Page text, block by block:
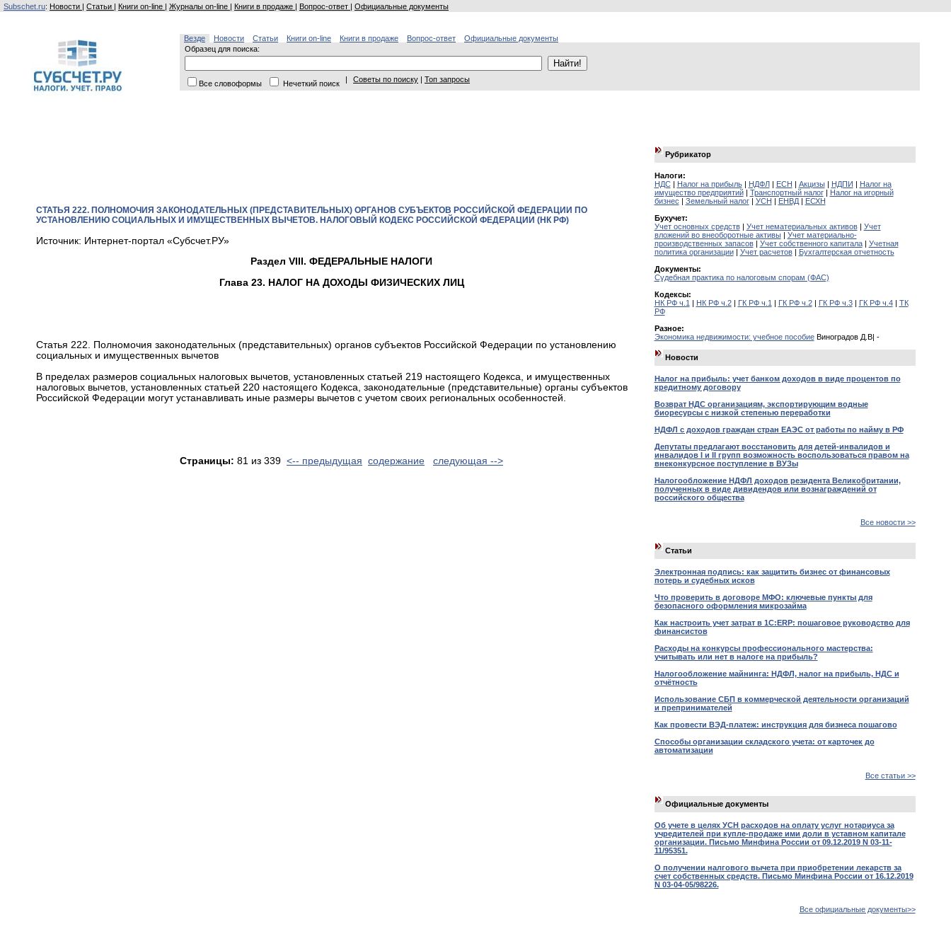
Subschet.ru: Новости | Статьи | Книги on-line | Журналы on-line | Книги в продаже | Вопрос-ответ | Официальные документы
Везде Новости Статьи Книги on-line Книги в продаже Вопрос-ответ
Официальные документы
Образец для поиска:
Все словоформы Нечеткий поиск | Советы по поиску | Топ запросы
СТАТЬЯ 222. ПОЛНОМОЧИЯ ЗАКОНОДАТЕЛЬНЫХ (ПРЕДСТАВИТЕЛЬНЫХ) ОРГАНОВ СУБЪЕКТОВ РОССИЙСКОЙ ФЕДЕРАЦИИ ПО
УСТАНОВЛЕНИЮ СОЦИАЛЬНЫХ И ИМУЩЕСТВЕННЫХ ВЫЧЕТОВ. НАЛОГОВЫЙ КОДЕКС РОССИЙСКОЙ ФЕДЕРАЦИИ (НК РФ)
Источник: Интернет-портал «Субсчет.РУ»
Раздел VIII. ФЕДЕРАЛЬНЫЕ НАЛОГИ
Глава 23. НАЛОГ НА ДОХОДЫ ФИЗИЧЕСКИХ ЛИЦ
Статья 222. Полномочия законодательных (представительных) органов субъектов Российской Федерации по установлению
социальных и имущественных вычетов
В пределах размеров социальных налоговых вычетов, установленных статьей 219 настоящего Кодекса, и имущественных
налоговых вычетов, установленных статьей 220 настоящего Кодекса, законодательные (представительные) органы субъектов
Российской Федерации могут устанавливать иные размеры вычетов с учетом своих региональных особенностей.
Страницы: 81 из 339 <-- предыдущая cодержание следующая -->
Рубрикатор
Налоги:
НДС| Налог на прибыль| НДФЛ| ЕСН | Акцизы| НДПИ | Налог на
имущество предприятий| Транспортный налог| Налог на игорный
бизнес | Земельный налог| УСН | ЕНВД| ЕСХН
Бухучет:
Учет основных средств| Учет нематериальных активов| Учет
вложений во внеоборотные активы| Учет материально-
производственных запасов| Учет собственного капитала| Учетная
политика организации| Учет расчетов| Бухгалтерская отчетность
Документы:
Судебная практика по налоговым спорам (ФАС)
Кодексы:
НК РФ ч.1 | НК РФ ч.2| ГК РФ ч.1 | ГК РФ ч.2| ГК РФ ч.3| ГК РФ ч.4| ТК
РФ
Разное:
Экономика недвижимости: учебное пособиеВиноградов Д.В| -
Новости
Налог на прибыль: учет банком доходов в виде процентов по
кредитному договору
Возврат НДС организациям, экспортирующим водные
биоресурсы с низкой степенью переработки
НДФЛ с доходов граждан стран ЕАЭС от работы по найму в РФ
Депутаты предлагают восстановить для детей-инвалидов и
инвалидов I и II групп возможность воспользоваться правом на
внеконкурсное поступление в ВУЗы
Налогообложение НДФЛ доходов резидента Великобритании,
полученных в виде дивидендов или вознаграждений от
российского общества
Все новости >>
Статьи
Электронная подпись: как защитить бизнес от финансовых
потерь и судебных исков
Что проверить в договоре МФО: ключевые пункты для
безопасного оформления микрозайма
Как настроить учет затрат в 1С:ERP: пошаговое руководство для
финансистов
Расходы на конкурсы профессионального мастерства:
учитывать или нет в налоге на прибыль?
Налогообложение майнинга: НДФЛ, налог на прибыль, НДС и
отчётность
Использование СБП в коммерческой деятельности организаций
и препринимателей
Как провести ВЭД-платеж: инструкция для бизнеса пошагово
Способы организации складского учета: от карточек до
автоматизации
Все статьи >>
Официальные документы
Об учете в целях УСН расходов на оплату услуг нотариуса за
учредителей при купле-продаже ими доли в уставном капитале
организации. Письмо Минфина России от 09.12.2019 N 03-11-
11/95351.
О получении налгового вычета при приобретении лекарств за
счет собственных средств. Письмо Минфина России от 16.12.2019
N 03-04-05/98226.
Все официальные документы>>